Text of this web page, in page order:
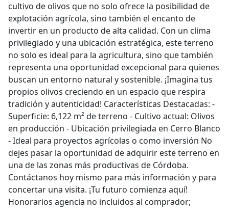
cultivo de olivos que no solo ofrece la posibilidad de
explotación agrícola, sino también el encanto de
invertir en un producto de alta calidad. Con un clima
privilegiado y una ubicación estratégica, este terreno
no solo es ideal para la agricultura, sino que también
representa una oportunidad excepcional para quienes
buscan un entorno natural y sostenible. ¡Imagina tus
propios olivos creciendo en un espacio que respira
tradición y autenticidad! Características Destacadas: -
Superficie: 6,122 m² de terreno - Cultivo actual: Olivos
en producción - Ubicación privilegiada en Cerro Blanco
- Ideal para proyectos agrícolas o como inversión No
dejes pasar la oportunidad de adquirir este terreno en
una de las zonas más productivas de Córdoba.
Contáctanos hoy mismo para más información y para
concertar una visita. ¡Tu futuro comienza aquí!
Honorarios agencia no incluidos al comprador;